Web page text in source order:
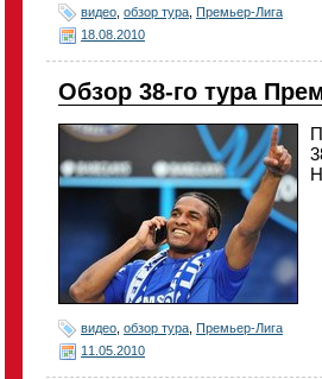
видео обзор тура Премьер-Лига
18.08.2010
Обзор 38-го тура
видео обзор тура Премьер-Лига
11.05.2010